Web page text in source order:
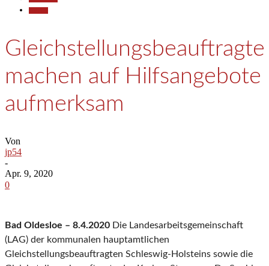
Gleichstellungsbeauftragte
machen auf Hilfsangebote
aufmerksam
Von
jp54
-
Apr. 9, 2020
0
Bad Oldesloe – 8.4.2020 Die Landesarbeitsgemeinschaft
(LAG) der kommunalen hauptamtlichen
Gleichstellungsbeauftragten Schleswig-Holsteins sowie die